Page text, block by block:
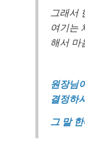
그래서
여기는
해서 마
원장님
결정하
그 말